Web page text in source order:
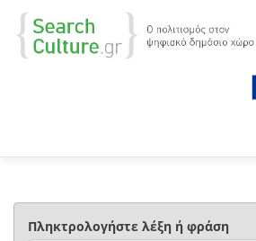
Πληκτρολογήστε λέξη ή φράση